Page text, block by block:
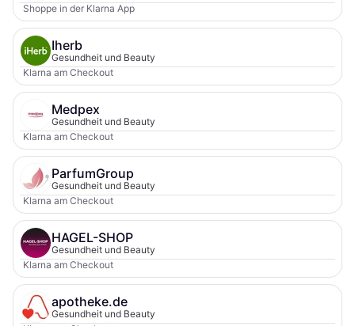
Shoppe in der Klarna App
Iherb
Gesundheit und Beauty
Klarna am Checkout
Medpex
Gesundheit und Beauty
Klarna am Checkout
ParfumGroup
Gesundheit und Beauty
Klarna am Checkout
HAGEL-SHOP
Gesundheit und Beauty
Klarna am Checkout
apotheke.de
Gesundheit und Beauty